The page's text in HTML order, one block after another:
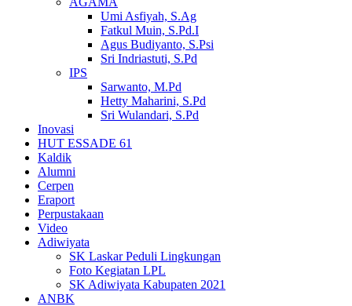
Umi Asfiyah, S.Ag
Fatkul Muin, S.Pd.I
Agus Budiyanto, S.Psi
Sri Indriastuti, S.Pd
IPS
Sarwanto, M.Pd
Hetty Maharini, S.Pd
Sri Wulandari, S.Pd
Inovasi
HUT ESSADE 61
Kaldik
Alumni
Cerpen
Eraport
Perpustakaan
Video
Adiwiyata
SK Laskar Peduli Lingkungan
Foto Kegiatan LPL
SK Adiwiyata Kabupaten 2021
ANBK